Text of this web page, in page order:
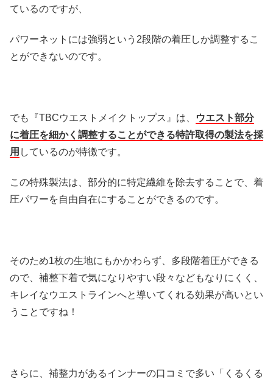
ているのですが、
パワーネットには強弱という2段階の着圧しか調整するこ
とができないのです。
でも『TBCウエストメイクトップス』は、
ウエスト部分
に着圧を細かく調整することができる特許取得の製法を採
用 しているのが特徴です。
この特殊製法は、部分的に特定繊維を除去することで、着
圧パワーを自由自在にすることができるのです。
そのため1枚の生地にもかかわらず、多段階着圧ができる
ので、補整下着で気になりやすい段々などもなりにくく、
キレイなウエストラインへと導いてくれる効果が高いとい
うことですね！
さらに、補整力があるインナーの口コミで多い「くるくる